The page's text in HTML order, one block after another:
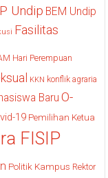
Undip BEM Undip
Fasilitas
Hari Perempuan
KKN konflik agraria
Baru O-
19 Pemilihan Ketua
FISIP
Politik Kampus Rektor